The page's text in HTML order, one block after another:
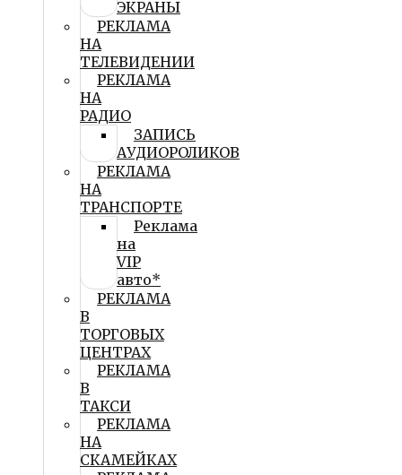
ЭКРАНЫ
РЕКЛАМА
НА
ТЕЛЕВИДЕНИИ
РЕКЛАМА
НА
РАДИО
ЗАПИСЬ
АУДИОРОЛИКОВ
РЕКЛАМА
НА
ТРАНСПОРТЕ
Реклама
на
VIP
авто*
РЕКЛАМА
В
ТОРГОВЫХ
ЦЕНТРАХ
РЕКЛАМА
В
ТАКСИ
РЕКЛАМА
НА
СКАМЕЙКАХ